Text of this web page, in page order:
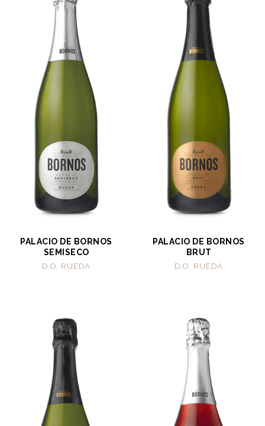
PALACIO DE BORNOS
SEMISECO
D.O. RUEDA
PALACIO DE BORNOS
BRUT
D.O. RUEDA